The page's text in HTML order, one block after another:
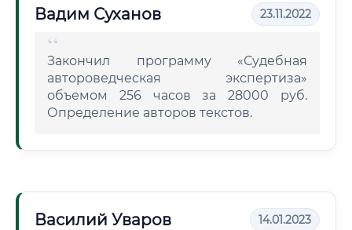
Вадим Суханов 23.11.2022
Закончил программу «Судебная
автороведческая экспертиза»
объемом 256 часов за 28000 руб.
Определение авторов текстов.
Василий Уваров 14.01.2023